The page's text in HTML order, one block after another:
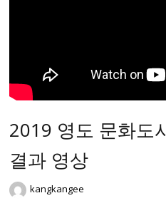
2019 영도 문화도
결과 영상
kangkangee